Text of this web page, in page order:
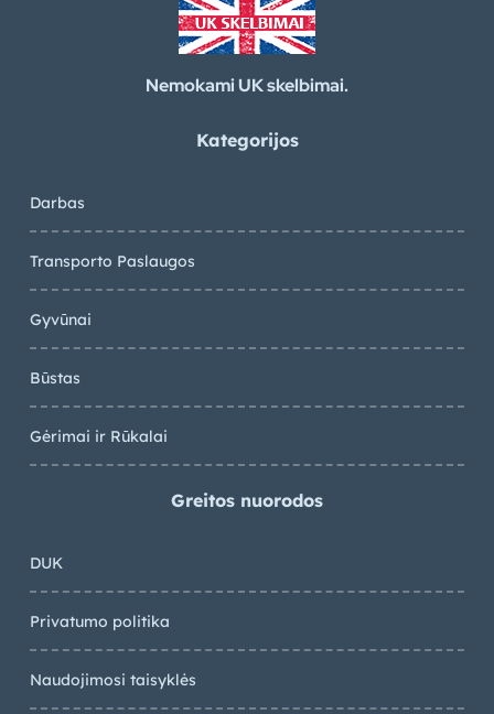
Nemokami UK skelbimai.
Kategorijos
Darbas
Transporto Paslaugos
Gyvūnai
Būstas
Gėrimai ir Rūkalai
Greitos nuorodos
DUK
Privatumo politika
Naudojimosi taisyklės